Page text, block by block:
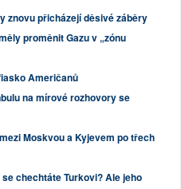
znovu přicházejí děsivé záběry
proměnit Gazu v „zónu
Američanů
na mírové rozhovory se
Moskvou a Kyjevem po třech
se chechtáte Turkovi? Ale jeho